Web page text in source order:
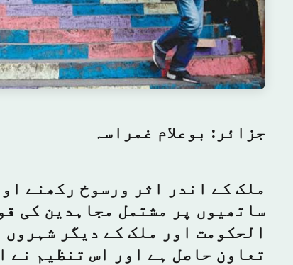
جزائر: بوعلام غمراسہ
ملک کے اندر اثر ورسوخ رکھنے
ساتھیوں پر مشتمل مجاہدین کی
الحکومت اور ملک کے دیگر
تعاون حاصل ہے اور اس تنظیم نے